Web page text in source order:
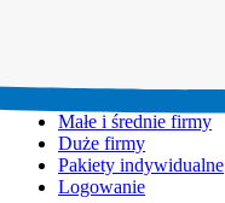
Małe i średnie firmy
Duże firmy
Pakiety indywidualne
Logowanie